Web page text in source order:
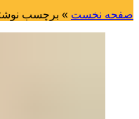
صفحه نخست » برچسب